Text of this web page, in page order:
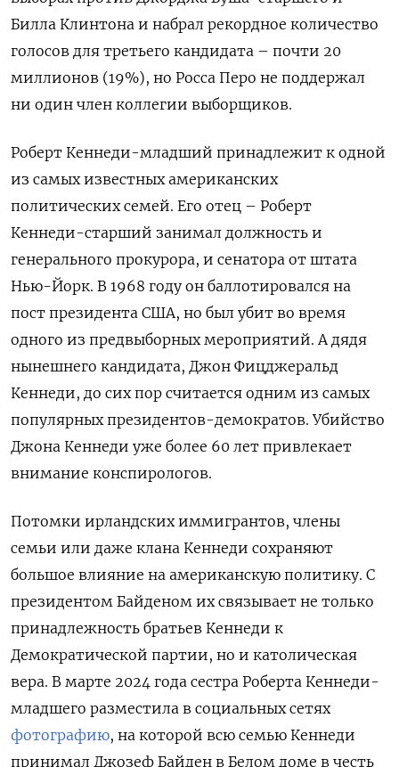
Билла Клинтона и набрал рекордное количество
голосов для третьего кандидата – почти 20
миллионов (19%), но Росса Перо не поддержал
ни один член коллегии выборщиков.
Роберт Кеннеди-младший принадлежит к одной
из самых известных американских
политических семей. Его отец – Роберт
Кеннеди-старший занимал должность и
генерального прокурора, и сенатора от штата
Нью-Йорк. В 1968 году он баллотировался на
пост президента США, но был убит во время
одного из предвыборных мероприятий. А дядя
нынешнего кандидата, Джон Фицджеральд
Кеннеди, до сих пор считается одним из самых
популярных президентов-демократов. Убийство
Джона Кеннеди уже более 60 лет привлекает
внимание конспирологов.
Потомки ирландских иммигрантов, члены
семьи или даже клана Кеннеди сохраняют
большое влияние на американскую политику. С
президентом Байденом их связывает не только
принадлежность братьев Кеннеди к
Демократической партии, но и католическая
вера. В марте 2024 года сестра Роберта Кеннеди-
младшего разместила в социальных сетях
фотографию, на которой всю семью Кеннеди
принимал Джозеф Байден в Белом доме в честь